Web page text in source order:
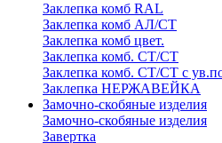
Заклепка комб RAL
Заклепка комб АЛ/СТ
Заклепка комб цвет.
Заклепка комб. СТ/СТ
Заклепка комб. СТ/СТ с
Заклепка НЕРЖАВЕЙКА
Замочно-скобяные изделия
Замочно-скобяные изделия
Завертка